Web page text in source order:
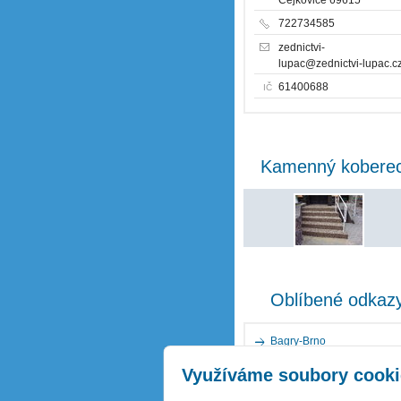
722734585
zednictvi-
lupac@zednictvi-
IČ 61400688
Kamenný
Oblíbené
Bagry-Brno
Využíváme soubory